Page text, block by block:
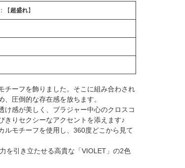
【超盛れ】
チーフを飾りました。そこに組み合わされ
圧倒的な存在感を放ちます。
け感が美しく、ブラジャー中心のクロスコ
きりセクシーなアクセントを添えます♪
ルモチーフを使用し、360度どこから見て
を引き立たせる高貴な「VIOLET」の2色